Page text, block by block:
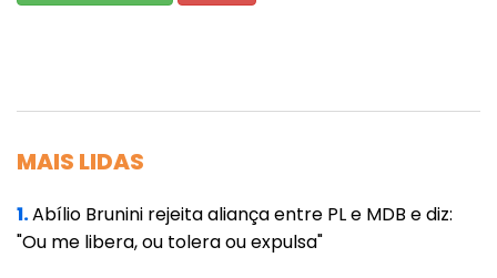
Bolsonaro por não usar máscara. O deputado
presidente, e o ministro da Infraestrutura,
Tarcísio Gomes, também foram autuados.
O Governo de SP afirma que equipes da
MAIS LIDAS
1.Abílio Brunini rejeita aliança entre PL e MDB e diz:
"Ou me libera, ou tolera ou expulsa"